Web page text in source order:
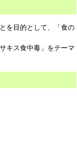
を目的として、「食の
キス食中毒」をテーマ